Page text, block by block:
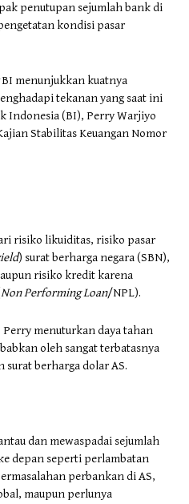
penutupan sejumlah bank di
kondisi pasar
BI menunjukkan kuatnya
tekanan yang saat ini
Indonesia (BI), Perry Warjiyo
Stabilitas Keuangan Nomor
risiko likuiditas, risiko pasar
) surat berharga negara (SBN),
risiko kredit karena
Non Performing Loan/NPL).
menuturkan daya tahan
oleh sangat terbatasnya
surat berharga dolar AS.
dan mewaspadai sejumlah
depan seperti perlambatan
perbankan di AS,
maupun perlunya